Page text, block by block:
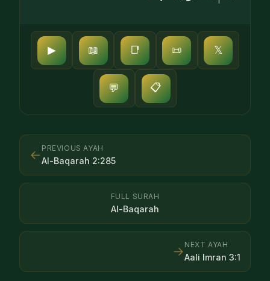
▶ 📖 📑 📜 𝕏
💬 📋
← PREVIOUS AYAH
Al-Baqarah 2:285
FULL SURAH
Al-Baqarah
NEXT AYAH
Aali Imran 3:1
→